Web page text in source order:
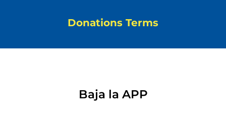
Donations Terms
Baja la APP